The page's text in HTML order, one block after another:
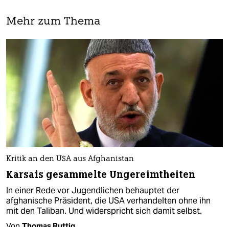
Mehr zum Thema
Kritik an den USA aus Afghanistan
Karsais gesammelte Ungereimtheiten
In einer Rede vor Jugendlichen behauptet der
afghanische Präsident, die USA verhandelten ohne ihn
mit den Taliban. Und widerspricht sich damit selbst.